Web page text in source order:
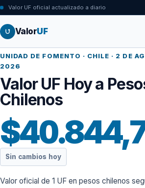
Valor UF oficial actualizado a diario
ValorUF
UNIDAD DE FOMENTO · CHILE · 2 DE
2026
Valor UF Hoy a
Chilenos
Sin cambios hoy
Valor oficial de 1 UF en pesos chilenos